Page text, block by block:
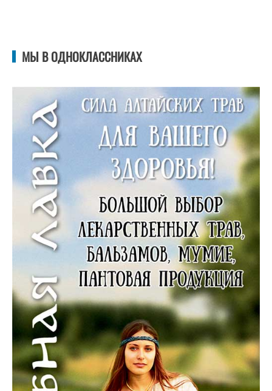
МЫ В ОДНОКЛАССНИКАХ